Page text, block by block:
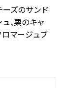
ズのサンド
、栗のキャ
マージュブ